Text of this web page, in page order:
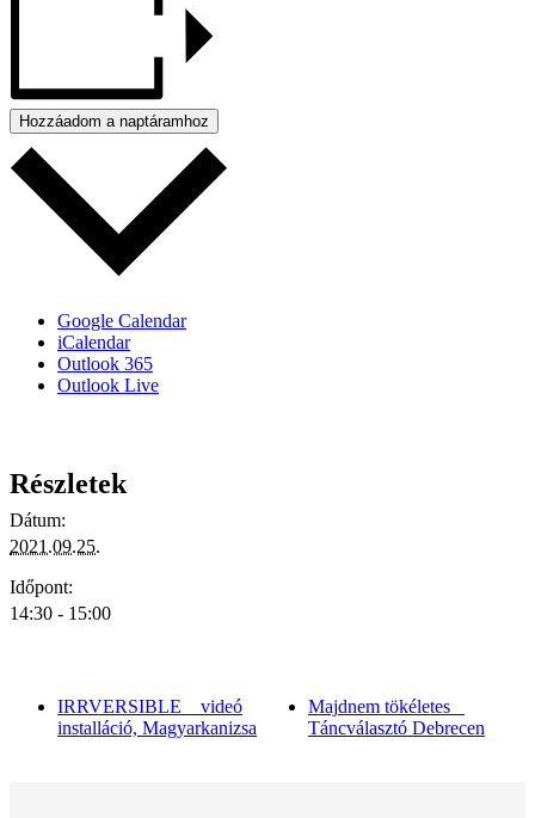
Hozzáadom a naptáramhoz
Google Calendar
iCalendar
Outlook 365
Outlook Live
Részletek
Dátum:
2021.09.25.
Időpont:
14:30 - 15:00
IRRVERSIBLE _ videó
installáció, Magyarkanizsa
Majdnem tökéletes _
Táncválasztó Debrecen